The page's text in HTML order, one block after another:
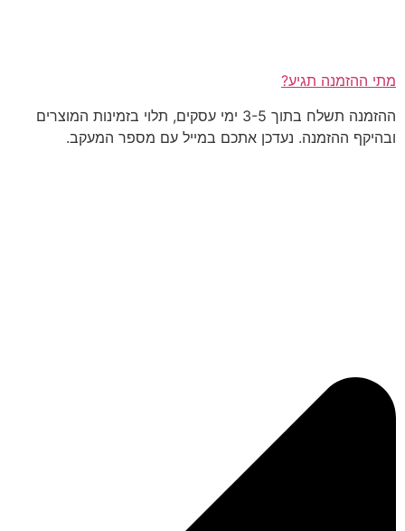
מתי ההזמנה תגיע?
ההזמנה תשלח בתוך 3-5 ימי עסקים, תלוי בזמינות המוצרים
ובהיקף ההזמנה. נעדכן אתכם במייל עם מספר המעקב.